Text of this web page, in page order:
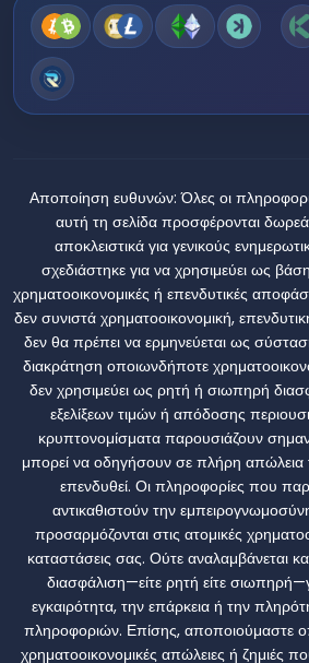
Αποποίηση ευθυνών: Όλες οι
αυτή τη σελίδα προσφέρονται
αποκλειστικά για γενικούς
σχεδιάστηκε για να χρησιμεύει ως βάση
χρηματοοικονομικές ή επενδυτικές
δεν συνιστά χρηματοοικονομική,
δεν θα πρέπει να ερμηνεύεται ως
διακράτηση οποιωνδήποτε
δεν χρησιμεύει ως ρητή ή σιωπηρή
εξελίξεων τιμών ή απόδοσης
κρυπτονομίσματα παρουσιάζουν
μπορεί να οδηγήσουν σε πλήρη απώλεια
επενδυθεί. Οι πληροφορίες που
αντικαθιστούν την
προσαρμόζονται στις ατομικές
καταστάσεις σας. Ούτε αναλαμβάνεται
διασφάλιση—είτε ρητή είτε
εγκαιρότητα, την επάρκεια ή την
πληροφοριών. Επίσης, αποποιούμαστε
χρηματοοικονομικές απώλειες ή ζημιές